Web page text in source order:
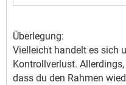
Überlegung:
Vielleicht handelt es sich
Kontrollverlust.
dass du den Rahmen